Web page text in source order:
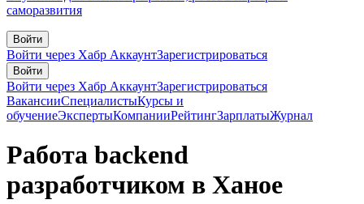
саморазвития
Войти
Войти через Хабр АккаунтЗарегистрироваться
Войти
Войти через Хабр АккаунтЗарегистрироваться
ВакансииСпециалистыКурсы и
обучениеЭкспертыКомпанииРейтингЗарплатыЖурнал
Работа backend
разработчиком в Ханое